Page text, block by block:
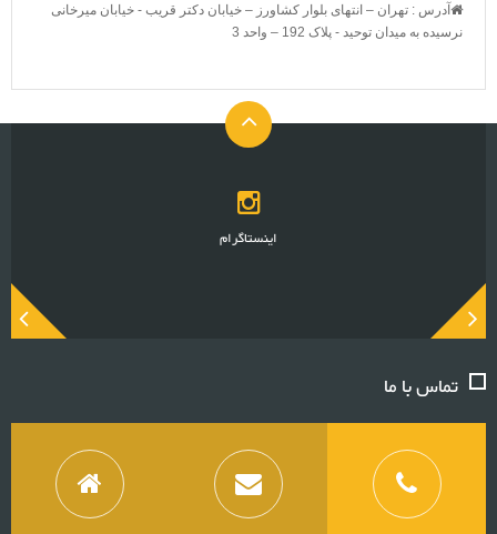
آدرس : تهران – انتهای بلوار کشاورز – خیابان دکتر قریب - خیابان میرخانی
نرسیده به میدان توحید - پلاک 192 – واحد 3
فیس بوک
تماس با ما